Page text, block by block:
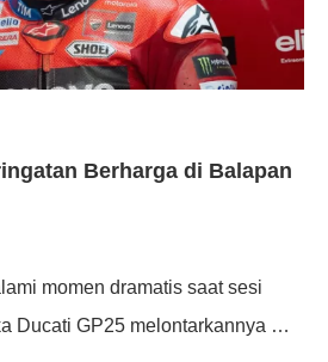
Berharga di Balapan
momen dramatis saat sesi
Ducati GP25 melontarkannya …